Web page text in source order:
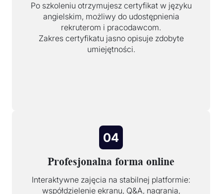
Po szkoleniu otrzymujesz certyfikat w języku
angielskim, możliwy do udostępnienia
rekruterom i pracodawcom.
Zakres certyfikatu jasno opisuje zdobyte
umiejętności.
04
Profesjonalna forma online
Interaktywne zajęcia na stabilnej platformie:
współdzielenie ekranu, Q&A, nagrania,